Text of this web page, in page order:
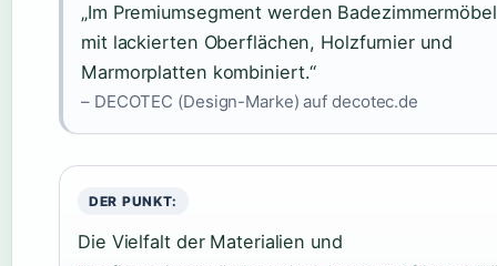
„Im Premiumsegment werden
mit lackierten Oberflächen, Holzfurnier und
Marmorplatten kombiniert.“
– DECOTEC (Design-Marke) auf decotec.de
DER PUNKT:
Die Vielfalt der Materialien und